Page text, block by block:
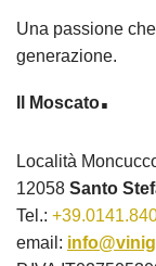
Una passione
generazione.
Il Moscato.
Località
12058 Santo
Tel.:
email: